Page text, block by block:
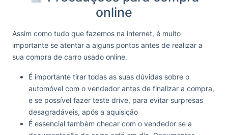
online
Assim como tudo que fazemos na internet, é muito
importante se atentar a alguns pontos antes de realizar a
sua compra de carro usado online.
É importante tirar todas as suas dúvidas sobre o
automóvel com o vendedor antes de finalizar a compra,
e se possível fazer teste drive, para evitar surpresas
desagradáveis, após a aquisição
É essencial também checar com o vendedor se a